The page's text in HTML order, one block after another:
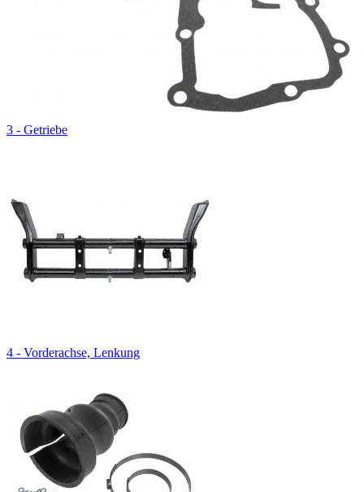
3 - Getriebe
4 - Vorderachse, Lenkung